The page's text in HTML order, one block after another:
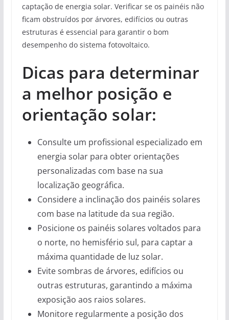
captação de energia solar. Verificar se os painéis não
ficam obstruídos por árvores, edifícios ou outras
estruturas é essencial para garantir o bom
desempenho do sistema fotovoltaico.
Dicas para determinar
a melhor posição e
orientação solar:
Consulte um profissional especializado em
energia solar para obter orientações
personalizadas com base na sua
localização geográfica.
Considere a inclinação dos painéis solares
com base na latitude da sua região.
Posicione os painéis solares voltados para
o norte, no hemisfério sul, para captar a
máxima quantidade de luz solar.
Evite sombras de árvores, edifícios ou
outras estruturas, garantindo a máxima
exposição aos raios solares.
Monitore regularmente a posição dos